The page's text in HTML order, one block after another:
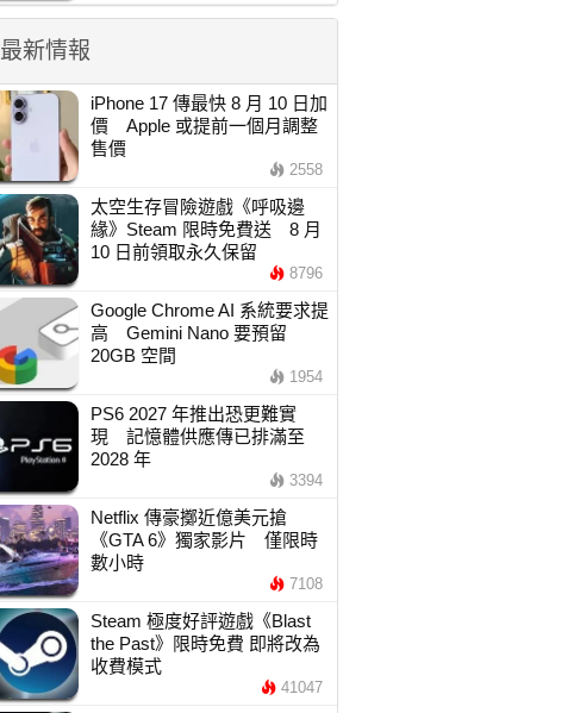
最新情報
iPhone 17 傳最快 8 月 10 日加
價 Apple 或提前一個月調整
售價
2558
太空生存冒險遊戲《呼吸邊
緣》Steam 限時免費送 8 月
10 日前領取永久保留
8796
Google Chrome AI 系統要求提
高 Gemini Nano 要預留
20GB 空間
1954
PS6 2027 年推出恐更難實
現 記憶體供應傳已排滿至
2028 年
3394
Netflix 傳豪擲近億美元搶
《GTA 6》獨家影片 僅限時
數小時
7108
Steam 極度好評遊戲《Blast
the Past》限時免費 即將改為
收費模式
41047